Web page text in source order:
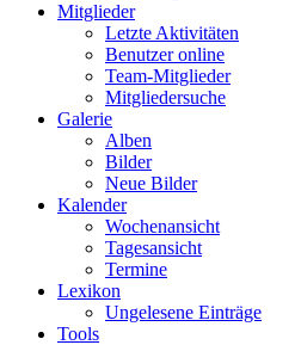
Mitglieder
Letzte Aktivitäten
Benutzer online
Team-Mitglieder
Mitgliedersuche
Galerie
Alben
Bilder
Neue Bilder
Kalender
Wochenansicht
Tagesansicht
Termine
Lexikon
Ungelesene Einträge
Tools